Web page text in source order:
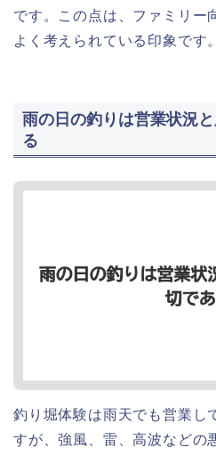
です。この点は、ファミリー
よく考えられている印象です。
雨の日の釣りは営業状況
る
釣り堀体験は雨天でも営業し
すが、強風、雷、高波などの